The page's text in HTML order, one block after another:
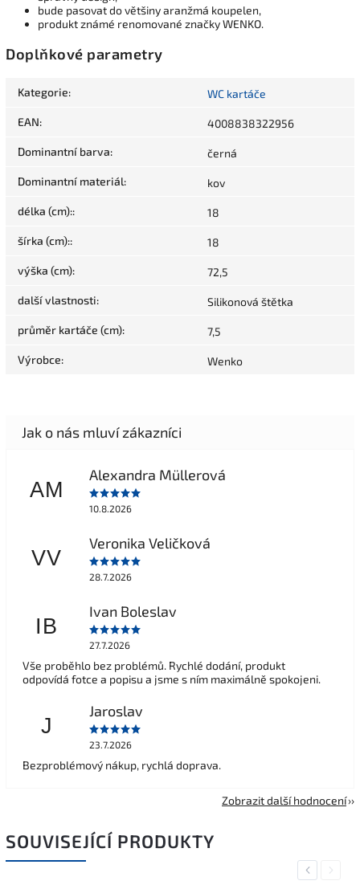
bude pasovat do většiny aranžmá koupelen,
produkt známé renomované značky WENKO.
Doplňkové parametry
Kategorie: WC kartáče
EAN: 4008838322956
Dominantní barva: černá
Dominantní materiál: kov
délka (cm):: 18
šírka (cm):: 18
výška (cm): 72,5
další vlastnosti: Silikonová štětka
průměr kartáče (cm): 7,5
Výrobce: Wenko
AM
Alexandra Müllerová
10.8.2026
VV
Veronika Veličková
28.7.2026
IB
Ivan Boleslav
27.7.2026
Vše proběhlo bez problémů. Rychlé dodání, produkt
odpovídá fotce a popisu a jsme s ním maximálně spokojeni.
J
Jaroslav
23.7.2026
Bezproblémový nákup, rychlá doprava.
Zobrazit další hodnocení
SOUVISEJÍCÍ PRODUKTY
PreviousNext